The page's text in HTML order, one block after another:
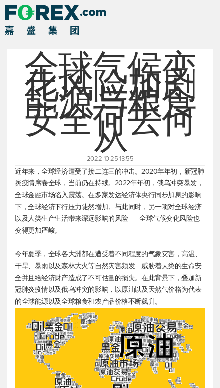
全球气候变
化风险加剧
能源与粮食
安全何去何
从
2022-10-25 13:55
近年来，全球经济遭受了接二连三的冲击。2020年年初，新冠肺
炎疫情席卷全球，当前仍在持续。2022年年初，俄乌冲突暴发，
全球金融市场陷入震荡。在多家发达经济体央行同步加息的影响
下，全球经济下行压力陡然增加。与此同时，另一项对全球经济
以及人类生产生活带来深远影响的风险——全球气候变化风险也
变得更加严峻。
今年夏季，全球各大洲都在遭受着不同程度的气象灾害，高温、
干旱、暴雨以及森林大火等自然灾害频发，威胁着人类的生命安
全并且给经济财产造成了不可估量的损失。在此背景下，叠加新
冠肺炎疫情以及俄乌冲突的影响，以原油以及天然气价格为代表
的全球能源以及全球粮食和农产品价格不断飙升。